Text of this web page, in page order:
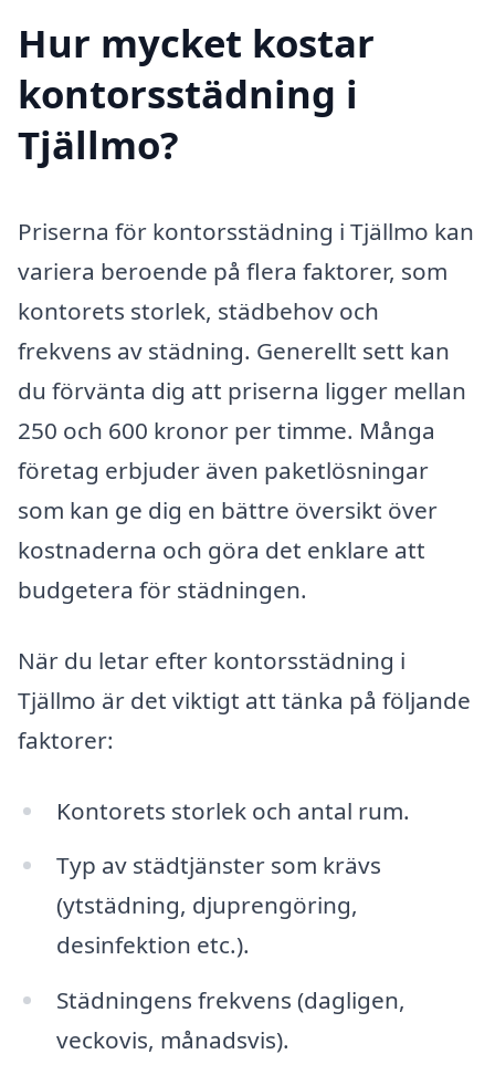
Hur mycket kostar
kontorsstädning i
Tjällmo?
Priserna för kontorsstädning i Tjällmo kan
variera beroende på flera faktorer, som
kontorets storlek, städbehov och
frekvens av städning. Generellt sett kan
du förvänta dig att priserna ligger mellan
250 och 600 kronor per timme. Många
företag erbjuder även paketlösningar
som kan ge dig en bättre översikt över
kostnaderna och göra det enklare att
budgetera för städningen.
När du letar efter kontorsstädning i
Tjällmo är det viktigt att tänka på följande
faktorer:
Kontorets storlek och antal rum.
Typ av städtjänster som krävs
(ytstädning, djuprengöring,
desinfektion etc.).
Städningens frekvens (dagligen,
veckovis, månadsvis).